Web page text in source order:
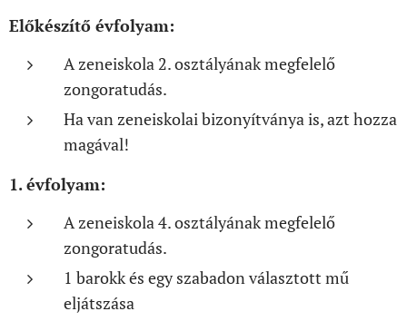
Előkészítő évfolyam:
A zeneiskola 2. osztályának megfelelő
zongoratudás.
Ha van zeneiskolai bizonyítványa is, azt hozza
magával!
1. évfolyam:
A zeneiskola 4. osztályának megfelelő
zongoratudás.
1 barokk és egy szabadon választott mű
eljátszása